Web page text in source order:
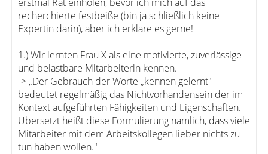
recherchierte festbeiße (bin ja schließlich keine
Expertin darin), aber ich erkläre es gerne!
1.) Wir lernten Frau X als eine motivierte, zuverlässige
und belastbare Mitarbeiterin kennen.
-> „Der Gebrauch der Worte „kennen gelernt"
bedeutet regelmäßig das Nichtvorhandensein der im
Kontext aufgeführten Fähigkeiten und Eigenschaften.
Übersetzt heißt diese Formulierung nämlich, dass viele
Mitarbeiter mit dem Arbeitskollegen lieber nichts zu
tun haben wollen."